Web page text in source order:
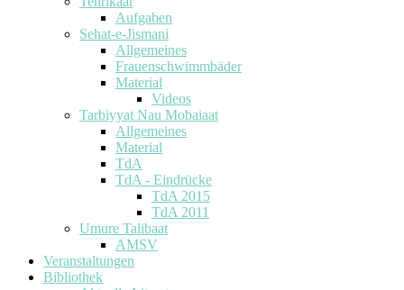
Aufgaben
Sehat-e-Jismani
Allgemeines
Frauenschwimmbäder
Material
Videos
Tarbiyyat Nau Mobaiaat
Allgemeines
Material
TdA
TdA - Eindrücke
TdA 2015
TdA 2011
Umure Talibaat
AMSV
Veranstaltungen
Bibliothek